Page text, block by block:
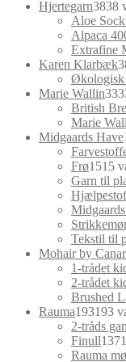
Hjertegarn3838
Aloe
Alpaca
Extrafine
Karen Klarbæk
Økologisk
Marie Wallin33
British
Marie
Midgaards Have
Frø1515
Garn til
Tekstil til
Mohair by
1-trådet
2-trådet
Brushed
Rauma193193
2-tråds
Finull137
Rauma